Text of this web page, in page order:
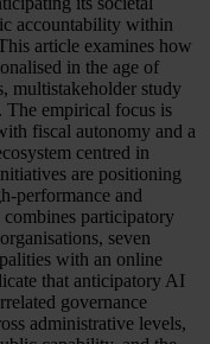
accountability within
article examines how
in the age of
multistakeholder study
The empirical focus is
fiscal autonomy and a
centred in
are positioning
performance and
participatory
seven
with an online
that anticipatory AI
governance
administrative levels,